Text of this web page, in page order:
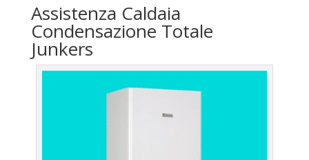
Assistenza Caldaia
Condensazione Totale
Junkers